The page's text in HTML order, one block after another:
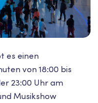
es einen
von 18:00 bis
23:00 Uhr am
Musikshow